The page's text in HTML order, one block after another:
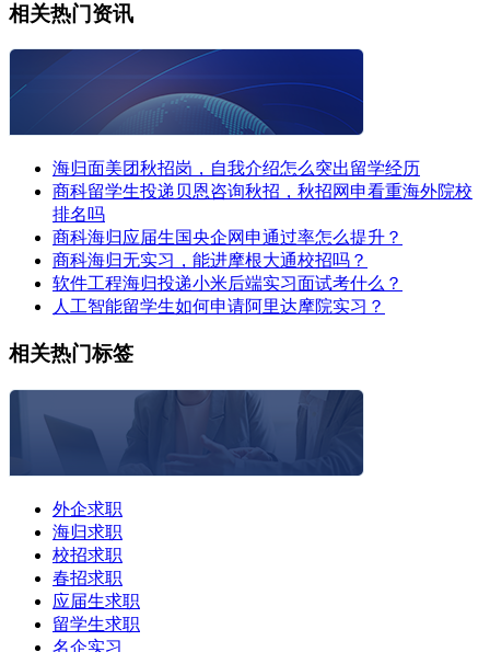
相关热门资讯
海归面美团秋招岗，自我介绍怎么突出留学经历
商科留学生投递贝恩咨询秋招，秋招网申看重海外院校
排名吗
商科海归应届生国央企网申通过率怎么提升？
商科海归无实习，能进摩根大通校招吗？
软件工程海归投递小米后端实习面试考什么？
人工智能留学生如何申请阿里达摩院实习？
相关热门标签
外企求职
海归求职
校招求职
春招求职
应届生求职
留学生求职
名企实习